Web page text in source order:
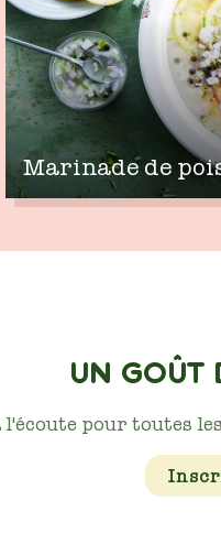
Marinade de
UN GOÛT
l'écoute pour toutes